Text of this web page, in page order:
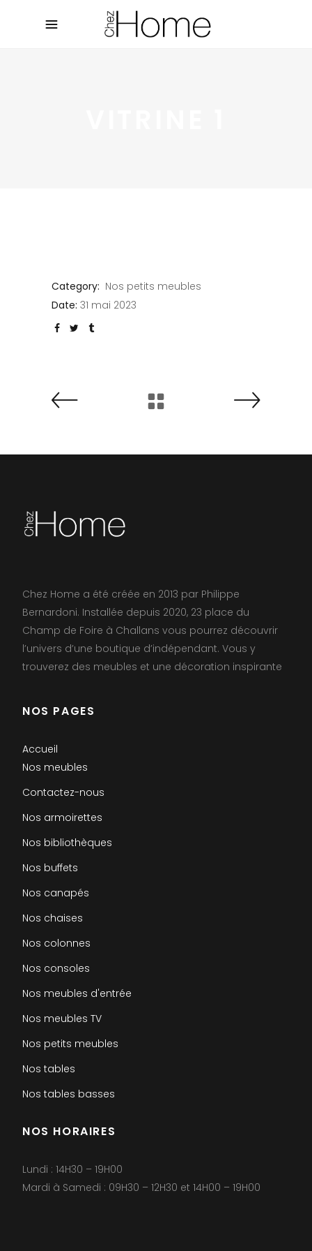
Category: Nos petits meubles
Date: 31 mai 2023
Chez Home a été créée en 2013 par Philippe
Bernardoni. Installée depuis 2020, 23 place du
Champ de Foire à Challans vous pourrez découvrir
l’univers d’une boutique d’indépendant. Vous y
trouverez des meubles et une décoration inspirante
NOS PAGES
Accueil
Nos meubles
Contactez-nous
Nos armoirettes
Nos bibliothèques
Nos buffets
Nos canapés
Nos chaises
Nos colonnes
Nos consoles
Nos meubles d'entrée
Nos meubles TV
Nos petits meubles
Nos tables
Nos tables basses
NOS HORAIRES
Lundi : 14H30 – 19H00
Mardi à Samedi : 09H30 – 12H30 et 14H00 – 19H00